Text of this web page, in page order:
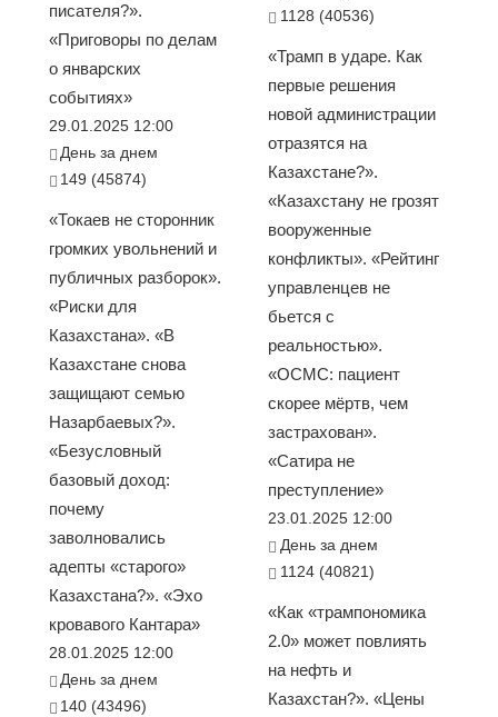
писателя?».
«Приговоры по делам
о январских
событиях»
29.01.2025 12:00
День за днем
149 (45874)
«Токаев не сторонник
громких увольнений и
публичных разборок».
«Риски для
Казахстана». «В
Казахстане снова
защищают семью
Назарбаевых?».
«Безусловный
базовый доход:
почему
заволновались
адепты «старого»
Казахстана?». «Эхо
кровавого Кантара»
28.01.2025 12:00
День за днем
140 (43496)
1128 (40536)
«Трамп в ударе. Как
первые решения
новой администрации
отразятся на
Казахстане?».
«Казахстану не грозят
вооруженные
конфликты». «Рейтинг
управленцев не
бьется с
реальностью».
«ОСМС: пациент
скорее мёртв, чем
застрахован».
«Сатира не
преступление»
23.01.2025 12:00
День за днем
1124 (40821)
«Как «трампономика
2.0» может повлиять
на нефть и
Казахстан?». «Цены